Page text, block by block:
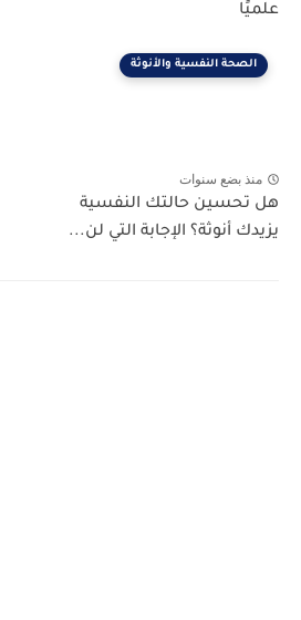
علميًا
الصحة النفسية والأنوثة
منذ بضع سنوات
هل تحسين حالتك النفسية
يزيدك أنوثة؟ الإجابة التي لن...